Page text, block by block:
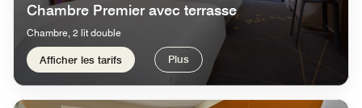
Chambre Premier avec terrasse
Chambre, 2 lit double
Afficher les tarifs Plus